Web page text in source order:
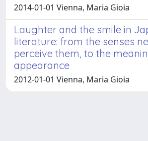
2014-01-01 Vienna, Maria Gioia
Laughter and the smile in
literature: from the senses
perceive them, to the
appearance
2012-01-01 Vienna, Maria Gioia